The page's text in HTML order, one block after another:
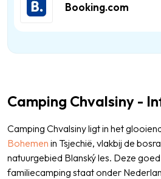
Booking.com
Camping Chvalsiny -
Camping Chvalsiny ligt in het
Bohemen in Tsjechië, vlakbij de
natuurgebied Blanský les. Deze
familiecamping staat onder